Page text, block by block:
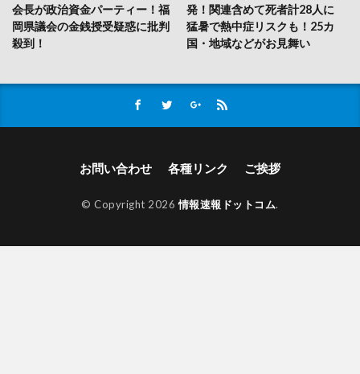
会長が政治資金パーティー！福
岡県議会の金銭授受疑惑に批判
殺到！
発！関連含めて死者計28人に
猛暑で熱中症リスクも！25カ
国・地域などがお見舞い
お問い合わせ 各種リンク ご挨拶
© Copyright 2026情報速報ドットコム.